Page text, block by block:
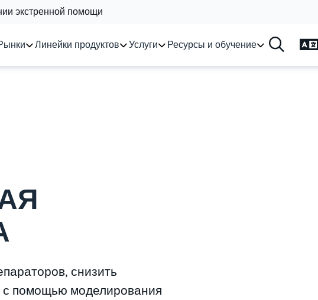
экстренной помощи
Линейки продуктов Услуги Ресурсы и обучение
снизить
с помощью моделирования